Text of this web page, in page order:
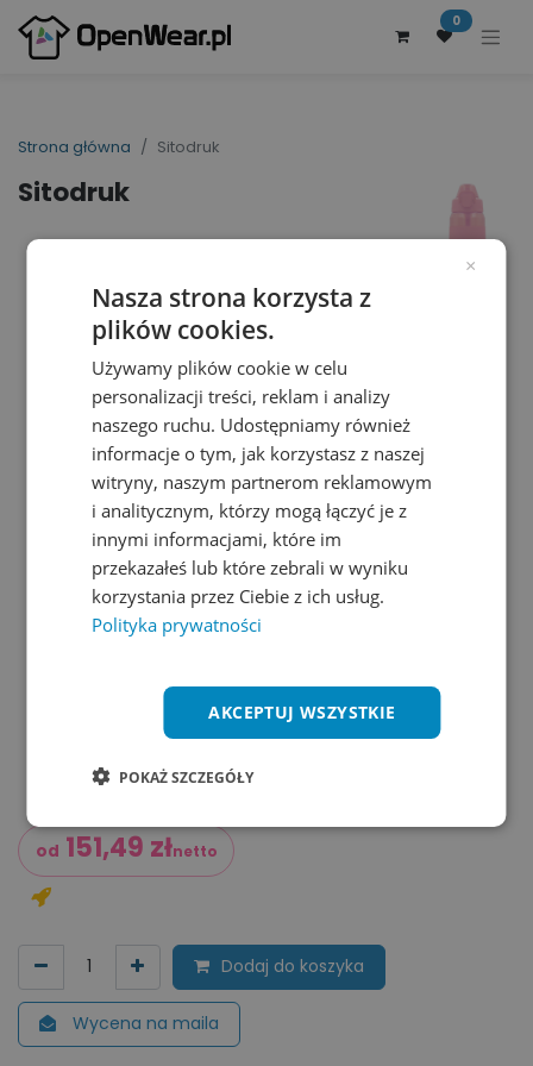
0
Strona główna Sitodruk
Sitodruk
od 151,49 złnetto
Dodaj do koszyka
Wycena na maila
×
Nasza strona korzysta z
plików cookies.
Używamy plików cookie w celu
personalizacji treści, reklam i analizy
naszego ruchu. Udostępniamy również
informacje o tym, jak korzystasz z naszej
witryny, naszym partnerom reklamowym
i analitycznym, którzy mogą łączyć je z
innymi informacjami, które im
przekazałeś lub które zebrali w wyniku
korzystania przez Ciebie z ich usług.
Polityka prywatności
AKCEPTUJ WSZYSTKIE
POKAŻ SZCZEGÓŁY